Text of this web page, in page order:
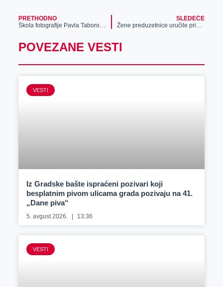
PRETHODNO
Škola fotografije Pavla Taborošija počinje 9. marta
SLEDEĆE
Žene preduzetnice uručile priznanje Etel Daruši za doprinos ženskom preduzetništvu
POVEZANE VESTI
VESTI
Iz Gradske bašte ispraćeni pozivari koji
besplatnim pivom ulicama grada pozivaju na 41.
„Dane piva“
5. avgust 2026. 13:36
VESTI